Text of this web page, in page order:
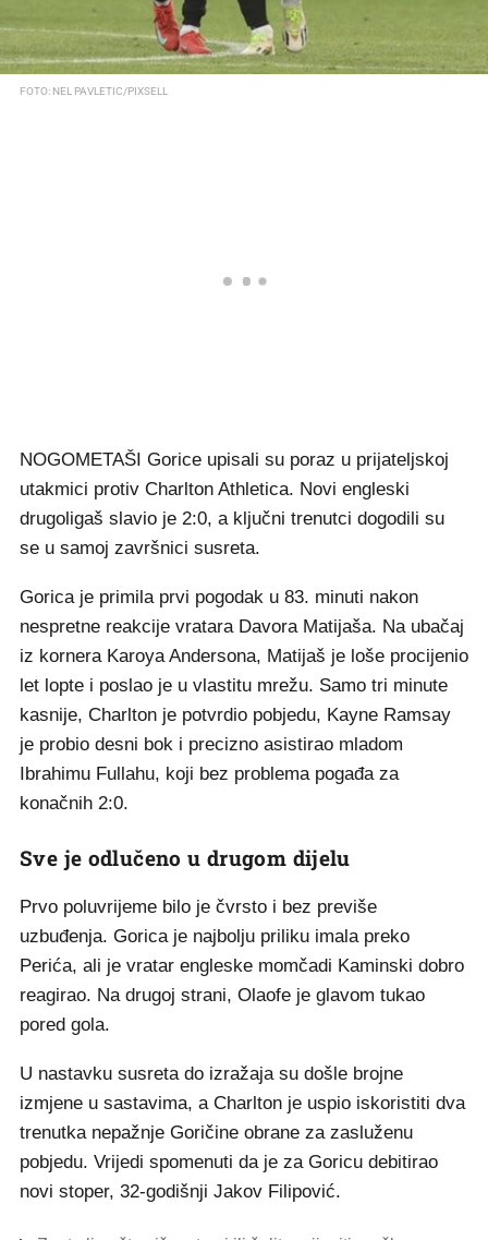
FOTO: NEL PAVLETIC/PIXSELL
NOGOMETAŠI Gorice upisali su poraz u prijateljskoj
utakmici protiv Charlton Athletica. Novi engleski
drugoligaš slavio je 2:0, a ključni trenutci dogodili su
se u samoj završnici susreta.
Gorica je primila prvi pogodak u 83. minuti nakon
nespretne reakcije vratara Davora Matijaša. Na ubačaj
iz kornera Karoya Andersona, Matijaš je loše procijenio
let lopte i poslao je u vlastitu mrežu. Samo tri minute
kasnije, Charlton je potvrdio pobjedu, Kayne Ramsay
je probio desni bok i precizno asistirao mladom
Ibrahimu Fullahu, koji bez problema pogađa za
konačnih 2:0.
Sve je odlučeno u drugom dijelu
Prvo poluvrijeme bilo je čvrsto i bez previše
uzbuđenja. Gorica je najbolju priliku imala preko
Perića, ali je vratar engleske momčadi Kaminski dobro
reagirao. Na drugoj strani, Olaofe je glavom tukao
pored gola.
U nastavku susreta do izražaja su došle brojne
izmjene u sastavima, a Charlton je uspio iskoristiti dva
trenutka nepažnje Goričine obrane za zasluženu
pobjedu. Vrijedi spomenuti da je za Goricu debitirao
novi stoper, 32-godišnji Jakov Filipović.